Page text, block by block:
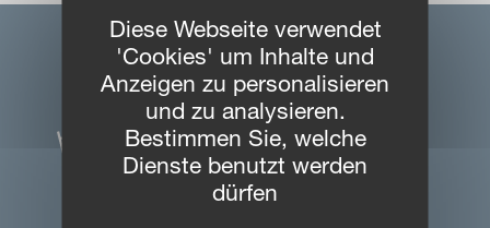
Diese Webseite verwendet
'Cookies' um Inhalte und
Anzeigen zu personalisieren
und zu analysieren.
Bestimmen Sie, welche
Dienste benutzt werden
dürfen